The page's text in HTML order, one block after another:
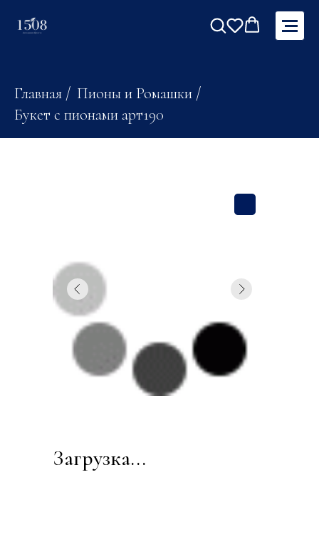
Главная / Пионы и Ромашки /
Букет с пионами арт190
Загрузка...